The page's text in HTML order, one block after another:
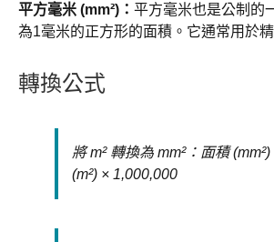
平方毫米 (mm²)： 平方毫米也是公制的
為1毫米的正方形的面積。它通常用於
轉換公式
將 m² 轉換為 mm²：面積
(m²) × 1,000,000